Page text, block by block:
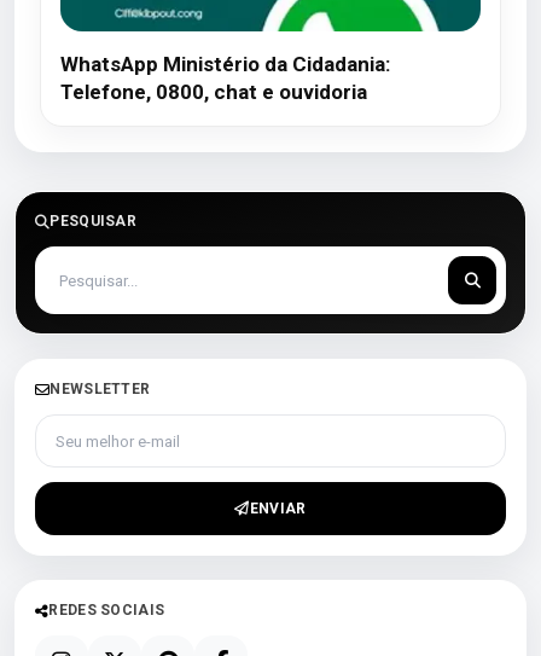
WhatsApp Ministério da Cidadania:
Telefone, 0800, chat e ouvidoria
PESQUISAR
NEWSLETTER
Seu melhor e-mail
ENVIAR
REDES SOCIAIS